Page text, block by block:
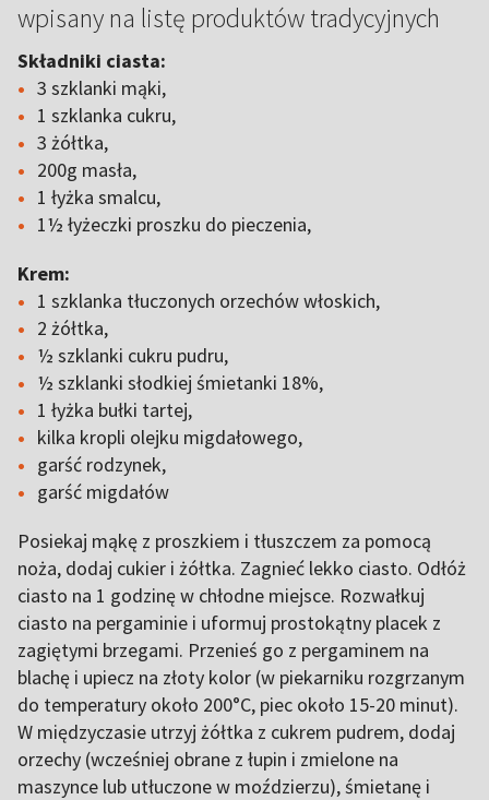
wpisany na listę produktów tradycyjnych
Składniki ciasta:
3 szklanki mąki,
1 szklanka cukru,
3 żółtka,
200g masła,
1 łyżka smalcu,
1½ łyżeczki proszku do pieczenia,
Krem:
1 szklanka tłuczonych orzechów włoskich,
2 żółtka,
½ szklanki cukru pudru,
½ szklanki słodkiej śmietanki 18%,
1 łyżka bułki tartej,
kilka kropli olejku migdałowego,
garść rodzynek,
garść migdałów
Posiekaj mąkę z proszkiem i tłuszczem za pomocą
noża, dodaj cukier i żółtka. Zagnieć lekko ciasto. Odłóż
ciasto na 1 godzinę w chłodne miejsce. Rozwałkuj
ciasto na pergaminie i uformuj prostokątny placek z
zagiętymi brzegami. Przenieś go z pergaminem na
blachę i upiecz na złoty kolor (w piekarniku rozgrzanym
do temperatury około 200°C, piec około 15-20 minut).
W międzyczasie utrzyj żółtka z cukrem pudrem, dodaj
orzechy (wcześniej obrane z łupin i zmielone na
maszynce lub utłuczone w moździerzu), śmietanę i